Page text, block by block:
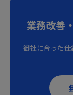
業務改善
御社に合った